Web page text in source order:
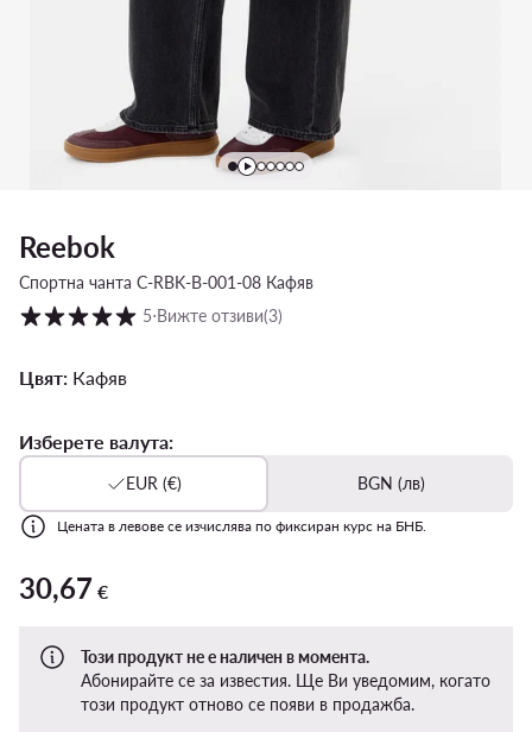
Reebok
Спортна чанта C-RBK-B-001-08 Кафяв
Оценка на клиентите в скала от 1 до 5
5⋅Вижте отзиви(3)
Цвят: Кафяв
Изберете валута:
EUR (€) BGN (лв)
Цената в левове се изчислява по фиксиран курс на БНБ.
30,67 €
30,67 €
Този продукт не е наличен в момента.
Абонирайте се за известия. Ще Ви уведомим, когато
този продукт отново се появи в продажба.